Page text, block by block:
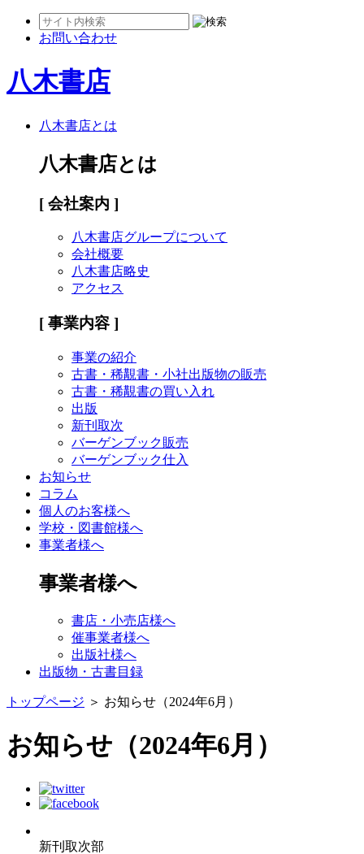
お問い合わせ
八木書店
八木書店とは
八木書店とは
[ 会社案内 ]
八木書店グループについて
会社概要
八木書店略史
アクセス
[ 事業内容 ]
事業の紹介
古書・稀覯書・小社出版物の販売
古書・稀覯書の買い入れ
出版
新刊取次
バーゲンブック販売
バーゲンブック仕入
お知らせ
コラム
個人のお客様へ
学校・図書館様へ
事業者様へ
事業者様へ
書店・小売店様へ
催事業者様へ
出版社様へ
出版物・古書目録
トップページ ＞ お知らせ（2024年6月）
お知らせ（2024年6月）
新刊取次部